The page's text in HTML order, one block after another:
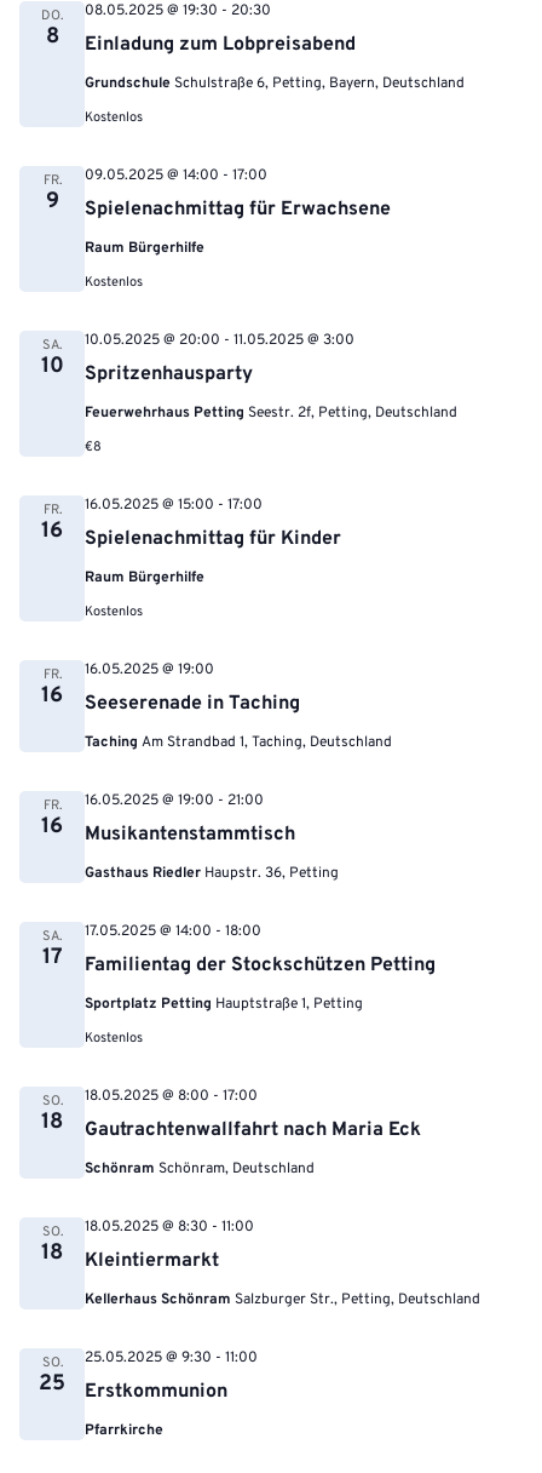
DO.
8 Einladung zum Lobpreisabend
08.05.2025 @ 19:30 - 20:30
Grundschule Schulstraße 6, Petting, Bayern, Deutschland
Kostenlos
FR.
9 Spielenachmittag für Erwachsene
09.05.2025 @ 14:00 - 17:00
Raum Bürgerhilfe
Kostenlos
SA.
10 Spritzenhausparty
10.05.2025 @ 20:00 - 11.05.2025 @ 3:00
Feuerwehrhaus Petting Seestr. 2f, Petting, Deutschland
€8
FR.
16 Spielenachmittag für Kinder
16.05.2025 @ 15:00 - 17:00
Raum Bürgerhilfe
Kostenlos
FR.
16 Seeserenade in Taching
16.05.2025 @ 19:00
Taching Am Strandbad 1, Taching, Deutschland
FR.
16 Musikantenstammtisch
16.05.2025 @ 19:00 - 21:00
Gasthaus Riedler Haupstr. 36, Petting
SA.
17 Familientag der Stockschützen Petting
17.05.2025 @ 14:00 - 18:00
Sportplatz Petting Hauptstraße 1, Petting
Kostenlos
SO.
18 Gautrachtenwallfahrt nach Maria Eck
18.05.2025 @ 8:00 - 17:00
Schönram Schönram, Deutschland
SO.
18 Kleintiermarkt
18.05.2025 @ 8:30 - 11:00
Kellerhaus Schönram Salzburger Str., Petting, Deutschland
SO.
25 Erstkommunion
25.05.2025 @ 9:30 - 11:00
Pfarrkirche